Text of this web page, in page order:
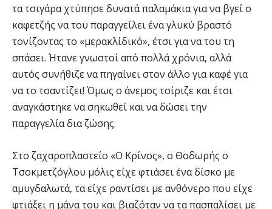
τα τσιγάρα χτύπησε δυνατά παλαμάκια για να βγεί ο
καφετζής να του παραγγείλει ένα γλυκύ βραστό
τονίζοντας το «μερακλίδικό», έτσι για να του τη
σπάσει. Ήτανε γνωστοί από πολλά χρόνια, αλλά
αυτός συνήθιζε να πηγαίνει στον άλλο για καφέ για
να το τσαντίζει! Όμως ο άνεμος τσίριζε και έτσι
αναγκάστηκε να σηκωθεί και να δώσει την
παραγγελία δια ζώσης.
Στο ζαχαροπλαστείο «Ο Κρίνος», ο Θοδωρής ο
Τσοκμετζόγλου μόλις είχε φτιάσει ένα δίσκο με
αμυγδαλωτά, τα είχε ραντίσει με ανθόνερο που είχε
φτιάξει η μάνα του και βιαζόταν να τα πασπαλίσει με